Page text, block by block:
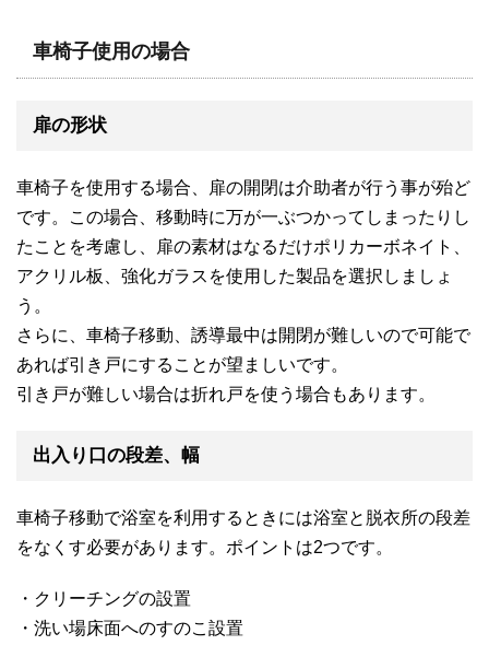
車椅子使用の場合
扉の形状
車椅子を使用する場合、扉の開閉は介助者が行う事が殆ど
です。この場合、移動時に万が一ぶつかってしまったりし
たことを考慮し、扉の素材はなるだけポリカーボネイト、
アクリル板、強化ガラスを使用した製品を選択しましょ
う。
さらに、車椅子移動、誘導最中は開閉が難しいので可能で
あれば引き戸にすることが望ましいです。
引き戸が難しい場合は折れ戸を使う場合もあります。
出入り口の段差、幅
車椅子移動で浴室を利用するときには浴室と脱衣所の段差
をなくす必要があります。ポイントは2つです。
・クリーチングの設置
・洗い場床面へのすのこ設置